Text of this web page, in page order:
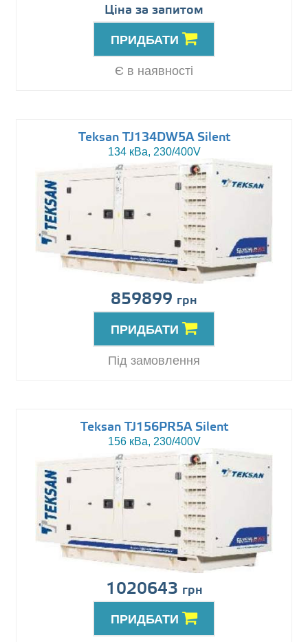
Ціна за запитом
ПРИДБАТИ
Є в наявності
Teksan TJ134DW5A Silent
134 кВа, 230/400V
859899 грн
ПРИДБАТИ
Під замовлення
Teksan TJ156PR5A Silent
156 кВа, 230/400V
1020643 грн
ПРИДБАТИ